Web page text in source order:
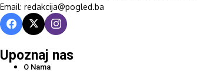
Email: redakcija@pogled.ba
Upoznaj nas
O Nama